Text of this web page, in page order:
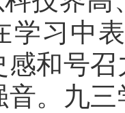
学习中
感和号
音。九